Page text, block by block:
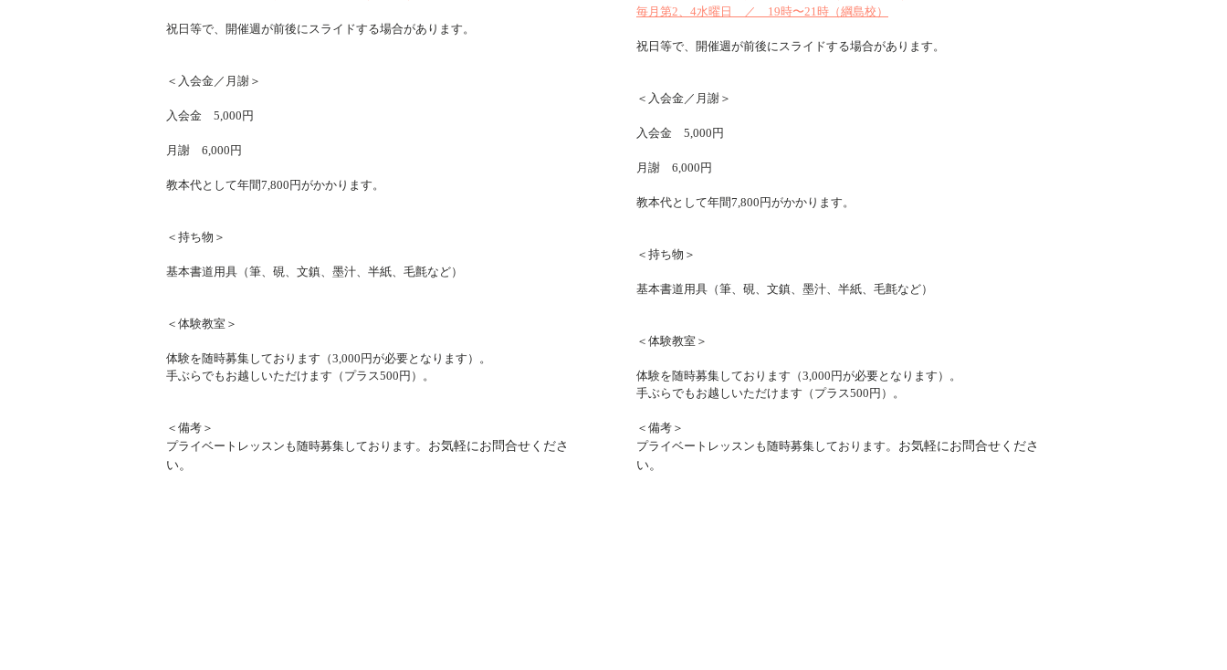
祝日等で、開催週が前後にスライドする場合があります。
＜入会金／月謝＞
入会金 5,000円
月謝 6,000円
教本代として年間7,800円がかかります。
＜持ち物＞
基本書道用具（筆、硯、文鎮、墨汁、半紙、毛氈など）
＜体験教室＞
体験を随時募集しております（3,000円が必要となります）。
​手ぶらでもお越しいただけます（プラス500円）。
＜備考＞
プライベートレッスンも随時募集しております。お気軽にお問合せくださ
い。
​毎月第2、4水曜日 ／ 19時〜21時（綱島校）
祝日等で、開催週が前後にスライドする場合があります。
＜入会金／月謝＞
入会金 5,000円
月謝 6,000円
教本代として年間7,800円がかかります。
＜持ち物＞
基本書道用具（筆、硯、文鎮、墨汁、半紙、毛氈など）
＜体験教室＞
体験を随時募集しております（3,000円が必要となります）。
​手ぶらでもお越しいただけます（プラス500円）。
＜備考＞
プライベートレッスンも随時募集しております。お気軽にお問合せくださ
い。